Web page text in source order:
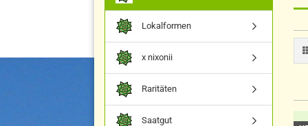
Lokalformen
x nixonii
Raritäten
Saatgut